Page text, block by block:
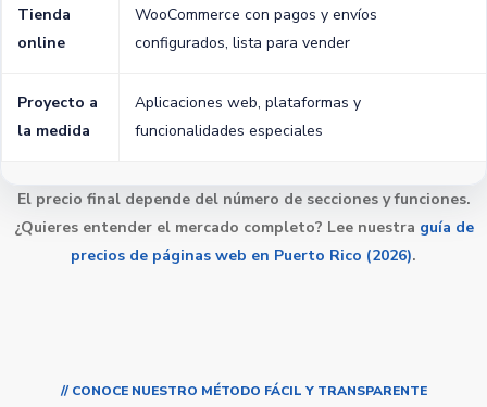
Tienda
online
WooCommerce con pagos y envíos
configurados, lista para vender
Proyecto a
la medida
Aplicaciones web, plataformas y
funcionalidades especiales
El precio final depende del número de secciones y funciones.
¿Quieres entender el mercado completo? Lee nuestra guía de
precios de páginas web en Puerto Rico (2026).
// CONOCE NUESTRO MÉTODO FÁCIL Y TRANSPARENTE